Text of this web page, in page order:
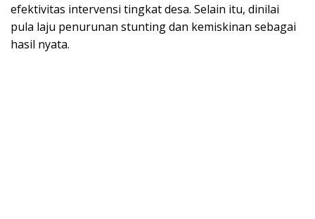
efektivitas intervensi tingkat desa. Selain itu, dinilai
pula laju penurunan stunting dan kemiskinan sebagai
hasil nyata.